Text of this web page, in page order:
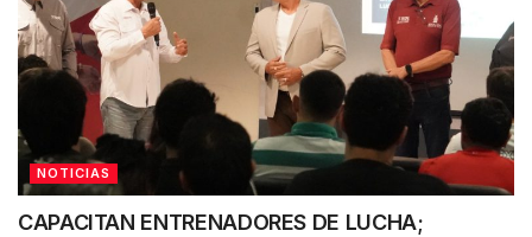
NOTICIAS
CAPACITAN ENTRENADORES DE LUCHA;